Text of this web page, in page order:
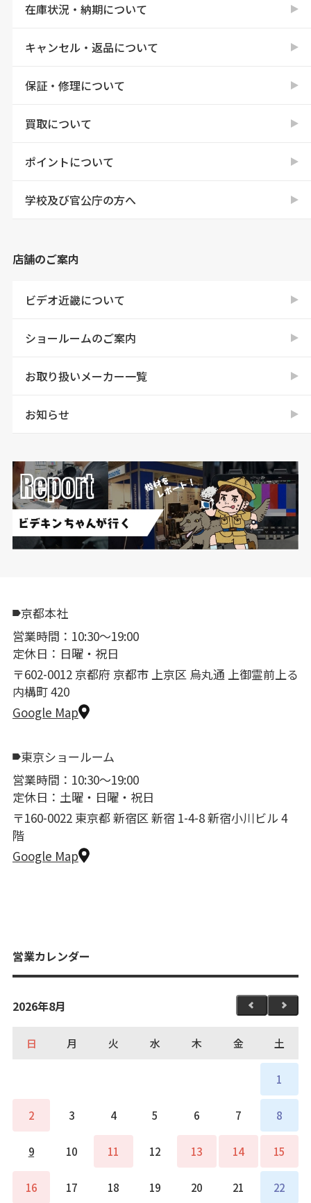
在庫状況・納期について
キャンセル・返品について
保証・修理について
買取について
ポイントについて
学校及び官公庁の方へ
店舗のご案内
ビデオ近畿について
ショールームのご案内
お取り扱いメーカー一覧
お知らせ
京都本社
営業時間：10:30〜19:00
定休日：日曜・祝日
〒602-0012 京都府 京都市 上京区 烏丸通 上御霊前上る
内構町 420
Google Map
東京ショールーム
営業時間：10:30〜19:00
定休日：土曜・日曜・祝日
〒160-0022 東京都 新宿区 新宿 1-4-8 新宿小川ビル 4
階
Google Map
営業カレンダー
2026年8月
日 月 火 水 木 金 土
1
2 3 4 5 6 7 8
9 10 11 12 13 14 15
16 17 18 19 20 21 22